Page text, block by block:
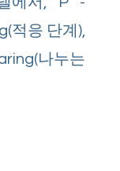
적응 단계),
나누는